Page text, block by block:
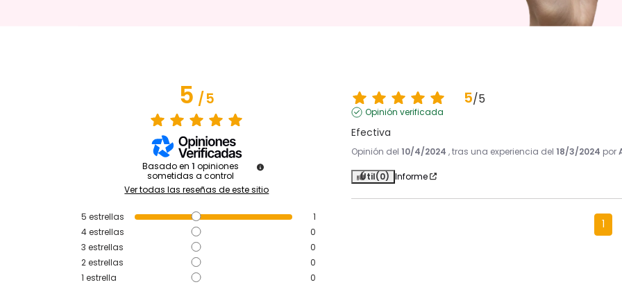
5/5
Basado en 1 opiniones
sometidas a control
Ver todas las reseñas de este sitio
5 estrellas
1
4estrellas
0
3 estrellas
0
2estrellas
0
1 estrella 0
5/5
Opinión verificada
Efectiva
Opinión del 10/4/2024 , tras una experiencia del 18/3/2024 por
Útil(0) Informe
1